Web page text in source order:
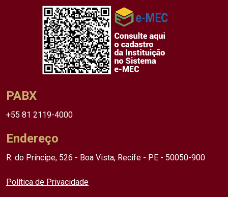
PABX
+55 81 2119-4000
Endereço
R. do Príncipe, 526 - Boa Vista, Recife - PE - 50050-900
Política de Privacidade